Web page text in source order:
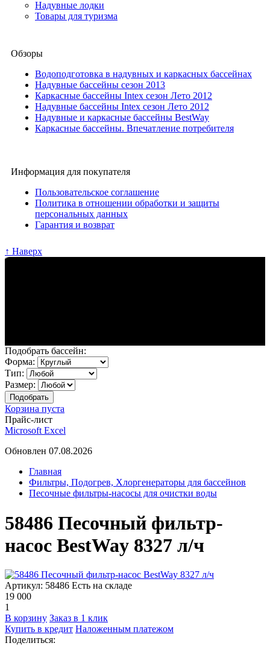
Надувные лодки
Товары для туризма
Обзоры
Водоподготовка в надувных и каркасных бассейнах
Надувные бассейны сезон 2013
Каркасные бассейны Intex сезон Лето 2012
Надувные бассейны Intex сезон Лето 2012
Надувные и каркасные бассейны BestWay
Каркасные бассейны. Впечатление потребителя
Информация для покупателя
Пользовательское соглашение
Политика в отношении обработки и защиты
персональных данных
Гарантия и возврат
↑ Наверх
Подобрать бассейн:
Форма:
Тип:
Размер:
Корзина пуста
Прайс-лист
Microsoft Excel
Обновлен 07.08.2026
Главная
Фильтры, Подогрев, Хлоргенераторы для бассейнов
Песочные фильтры-насосы для очистки воды
58486 Песочный фильтр-
насос BestWay 8327 л/ч
Артикул: 58486 Есть на складе
19 000
1
В корзину Заказ в 1 клик
Купить в кредит Наложенным платежом
Поделиться: